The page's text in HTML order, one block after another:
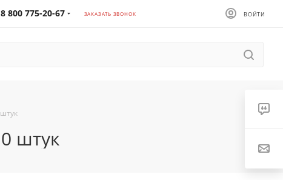
8 800 775-20-67 ЗАКАЗАТЬ ЗВОНОК ВОЙТИ
штук